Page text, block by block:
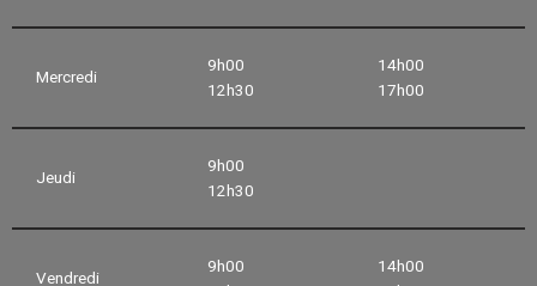
Mercredi
9h00
12h30
14h00
17h00
Jeudi
9h00
12h30
Vendredi
9h00
14h00